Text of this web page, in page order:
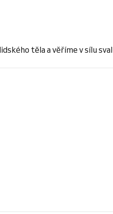
těla a věříme v sílu